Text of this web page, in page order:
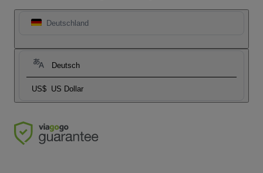
Deutschland
Deutsch
US$ US Dollar